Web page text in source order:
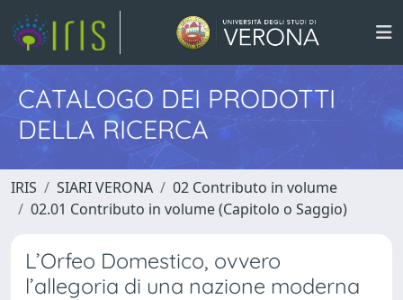
CATALOGO DEI PRODOTTI
DELLA RICERCA
IRIS SIARI VERONA
02 Contributo in volume
02.01 Contributo in volume (Capitolo o Saggio)
L’Orfeo Domestico, ovvero
l’allegoria di una nazione moderna